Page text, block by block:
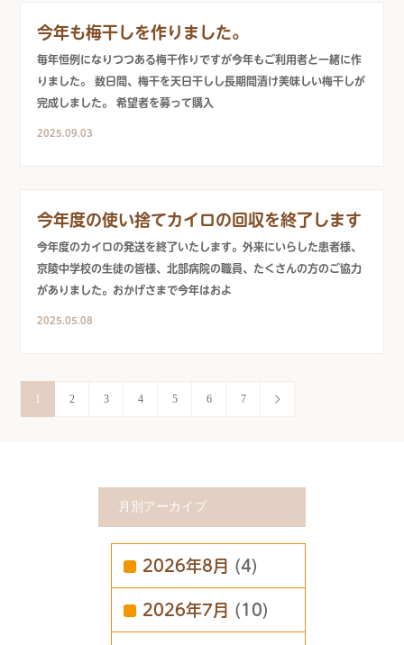
今年も梅干しを作りました。
毎年恒例になりつつある梅干作りですが今年もご利用者と一緒に作
りました。 数日間、梅干を天日干しし長期間漬け美味しい梅干しが
完成しました。 希望者を募って購入
2025.09.03
今年度の使い捨てカイロの回収を終了します
今年度のカイロの発送を終了いたします。外来にいらした患者様、
京陵中学校の生徒の皆様、北部病院の職員、たくさんの方のご協力
がありました。おかげさまで今年はおよ
2025.05.08
1 2 3 4 5 6 7
月別アーカイブ
2026年8月 (4)
2026年7月 (10)